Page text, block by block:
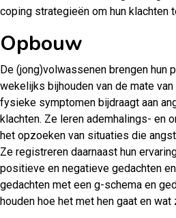
coping strategieën om hun klachten
Opbouw
De (jong)volwassenen brengen hun
wekelijks bijhouden van de mate
fysieke symptomen bijdraagt aan
klachten. Ze leren ademhalings- en
het opzoeken van situaties die
Ze registreren daarnaast hun
positieve en negatieve gedachten
gedachten met een g-schema en
houden hoe het met hen gaat en